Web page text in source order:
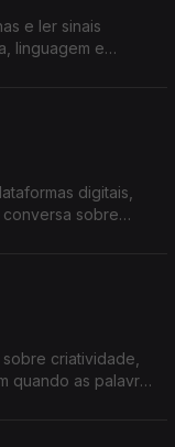
e ler sinais
linguagem e
digitais,
sobre
criatividade,
quando as palavras